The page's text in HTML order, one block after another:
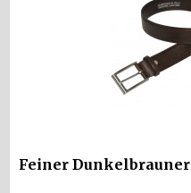
Feiner